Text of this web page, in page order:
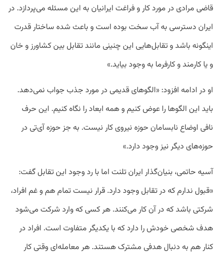
قاضی مرادی در مورد کار و فراغت ایرانیان به این مسئله می‌پردازد. در
ایران دسترسی به آب سخت بوده است و باعث شده ساختار قدرت
اینگونه باشد و تقابل‌هایی این چنینی مانند تقابل بین کشاورز و خان
و یا کارمند و کارفرما به وجود بیاید.»
او در ادامه افزود: «الگوهای قدیمی در مورد جذب جواب نمی‌دهد.
باید این الگوها را عوض کنیم و همه ابعاد را نگاه کنیم. این حرف
نافی اوضاع نابسامان حوزه نیروی کار نیست. به جز حوزه آی‌تی در
حوزه‌‌های دیگر نیز وجود دارد.»
آسیه حاتمی، بنیان‌گذار ایران تلنت اما با رد وجود این تقابل گفت:
«قبول ندارم که در تقابل وجود دارد. قرار نیست تمام هم و غم افراد،
شرکتی باشد که در آن کار می‌کنند. هر کسی که وارد شرکت می‌شود
هدف شخصی خودش را دارد که با یکدیگر متفاوت است. افراد در
کنار هم به دنبال هدفی مشترک هستند. هر معامله‌ای وقتی کار